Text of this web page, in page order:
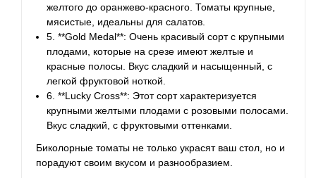
желтого до оранжево-красного. Томаты крупные,
мясистые, идеальны для салатов.
5. **Gold Medal**: Очень красивый сорт с крупными
плодами, которые на срезе имеют желтые и
красные полосы. Вкус сладкий и насыщенный, с
легкой фруктовой ноткой.
6. **Lucky Cross**: Этот сорт характеризуется
крупными желтыми плодами с розовыми полосами.
Вкус сладкий, с фруктовыми оттенками.
Биколорные томаты не только украсят ваш стол, но и
порадуют своим вкусом и разнообразием.